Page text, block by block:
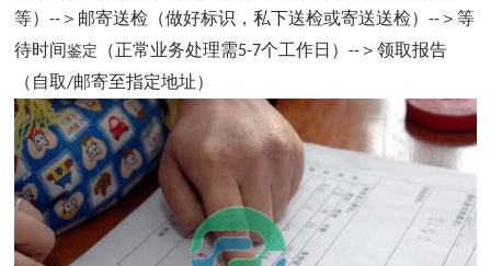
等） -- ＞邮寄送检（做好标识，私下送检或寄送送检） -- ＞等
待时间鉴定 （正常业务处理需5-7个工作日） -- ＞领取报告
（自取/邮寄至指定地址）